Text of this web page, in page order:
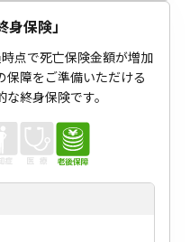
身保険」
点で死亡保険金額が増加
保障をご準備いただける
終身保険です。